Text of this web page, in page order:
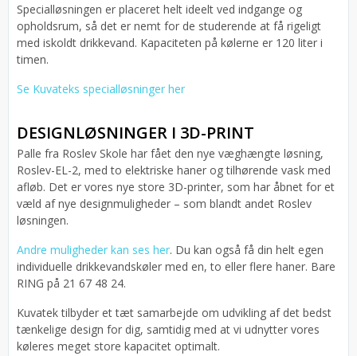
Specialløsningen er placeret helt ideelt ved indgange og
opholdsrum, så det er nemt for de studerende at få rigeligt
med iskoldt drikkevand. Kapaciteten på kølerne er 120 liter i
timen.
Se Kuvateks specialløsninger her
DESIGNLØSNINGER I 3D-PRINT
Palle fra Roslev Skole har fået den nye væghængte løsning,
Roslev-EL-2, med to elektriske haner og tilhørende vask med
afløb. Det er vores nye store 3D-printer, som har åbnet for et
væld af nye designmuligheder – som blandt andet Roslev
løsningen.
Andre muligheder kan ses her. Du kan også få din helt egen
individuelle drikkevandskøler med en, to eller flere haner. Bare
RING på 21 67 48 24.
Kuvatek tilbyder et tæt samarbejde om udvikling af det bedst
tænkelige design for dig, samtidig med at vi udnytter vores
køleres meget store kapacitet optimalt.